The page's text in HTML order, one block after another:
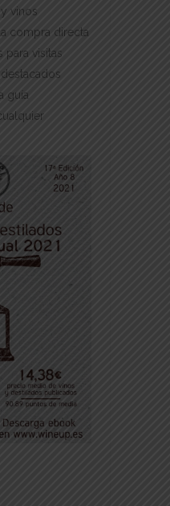
vinos
compra directa
para visitas
guía